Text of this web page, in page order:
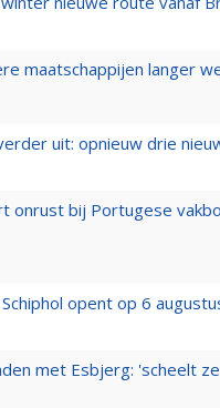
maatschappijen langer
uit: opnieuw drie
onrust bij Portugese
opent op 6
met Esbjerg: 'scheelt